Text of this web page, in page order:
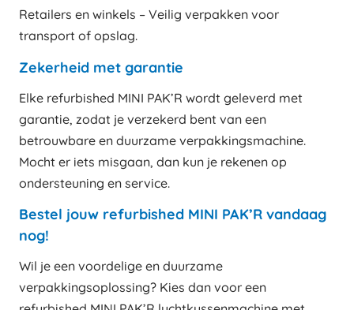
Retailers en winkels – Veilig verpakken voor
transport of opslag.
Zekerheid met garantie
Elke refurbished MINI PAK’R wordt geleverd met
garantie, zodat je verzekerd bent van een
betrouwbare en duurzame verpakkingsmachine.
Mocht er iets misgaan, dan kun je rekenen op
ondersteuning en service.
Bestel jouw refurbished MINI PAK’R vandaag
nog!
Wil je een voordelige en duurzame
verpakkingsoplossing? Kies dan voor een